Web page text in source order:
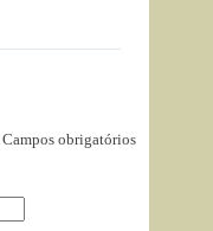
Campos obrigatórios